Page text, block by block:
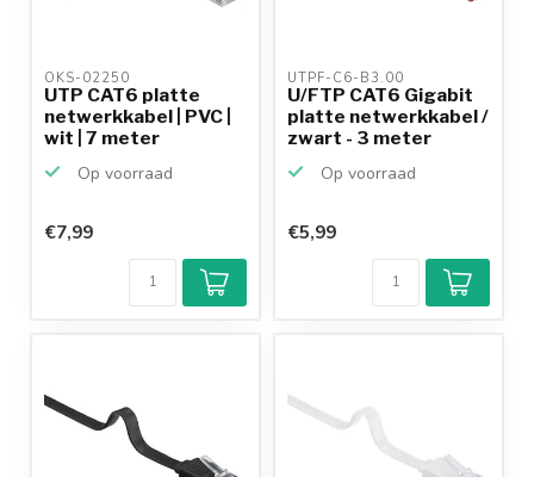
OKS-02250
UTP CAT6 platte
netwerkkabel | PVC |
wit | 7 meter
Op voorraad
€7,99
UTPF-C6-B3.00
U/FTP CAT6 Gigabit
platte netwerkkabel /
zwart - 3 meter
Op voorraad
€5,99